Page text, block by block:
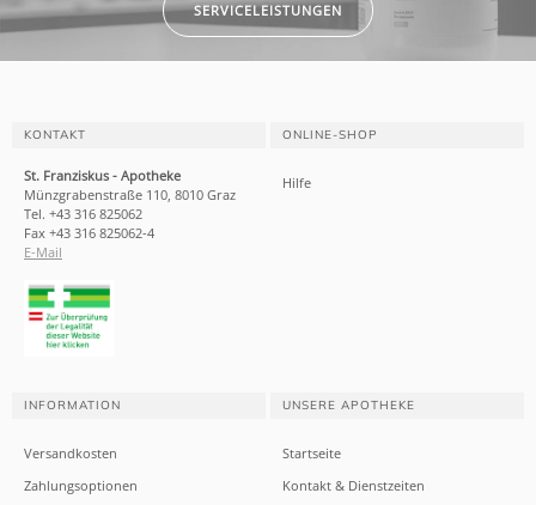
SERVICELEISTUNGEN
KONTAKT
St. Franziskus - Apotheke
Münzgrabenstraße 110, 8010 Graz
Tel. +43 316 825062
Fax +43 316 825062-4
E-Mail
ONLINE-SHOP
Hilfe
INFORMATION
Versandkosten
Zahlungsoptionen
UNSERE APOTHEKE
Startseite
Kontakt & Dienstzeiten